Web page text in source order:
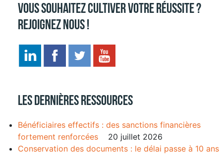
Vous souhaitez cultiver votre réussite ?
Rejoignez nous !
Les dernières ressources
Bénéficiaires effectifs : des sanctions financières
fortement renforcées
20 juillet 2026
Conservation des documents : le délai passe à 10 ans